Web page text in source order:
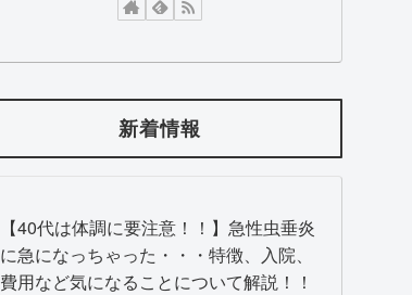
新着情報
【40代は体調に要注意！！】急性虫垂炎
に急になっちゃった・・・特徴、入院、
費用など気になることについて解説！！